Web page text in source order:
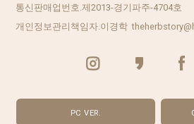
통신판매업번호.제2013-경기파주-4704호
개인정보관리책임자.이경학
PC VER.